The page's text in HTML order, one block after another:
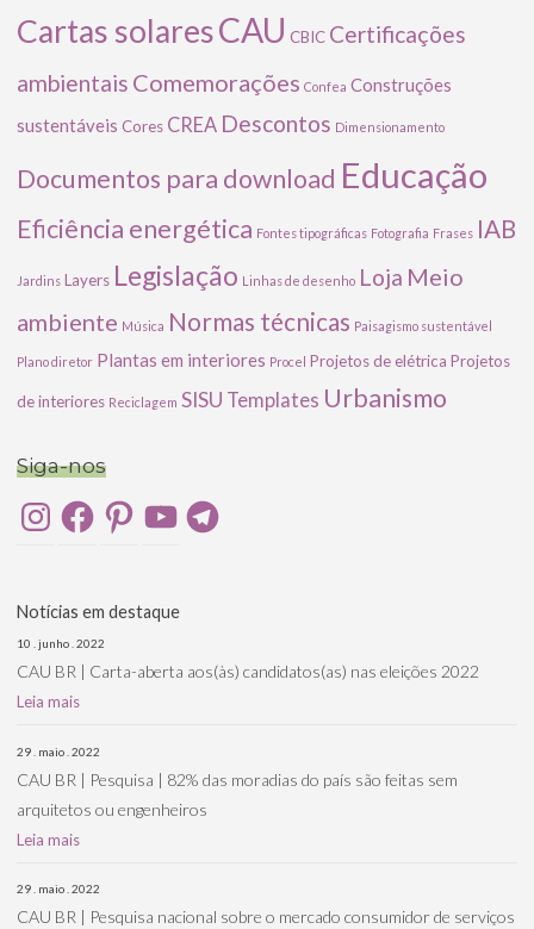
Cartas solaresCAU CBIC Certificações
ambientais Comemorações Confea Construções
sustentáveis Cores CREA Descontos Dimensionamento
Documentos para download Educação
Eficiência energética Fontes tipográficas Fotografia Frases IAB
Jardins Layers Legislação Linhas de desenho Loja Meio
ambiente Música Normas técnicas Paisagismo sustentável
Plano diretor Plantas em interiores Procel Projetos de elétrica Projetos
de interiores Reciclagem SISU Templates Urbanismo
Siga-nos
InstagramFacebookPinterestYouTubeTelegram
Notícias em destaque
10 . junho . 2022
CAU BR | Carta-aberta aos(às) candidatos(as) nas eleições 2022
Leia mais
29 . maio . 2022
CAU BR | Pesquisa | 82% das moradias do país são feitas sem
arquitetos ou engenheiros
Leia mais
29 . maio . 2022
CAU BR | Pesquisa nacional sobre o mercado consumidor de serviços